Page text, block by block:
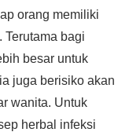
orang memiliki
Terutama bagi
besar untuk
juga berisiko akan
wanita. Untuk
herbal infeksi